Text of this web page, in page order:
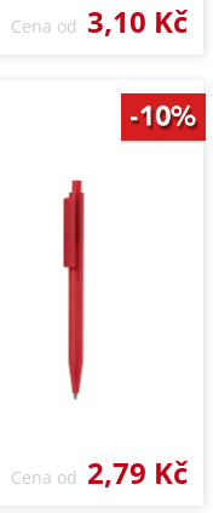
Cena od 3,10 Kč
Cena od 2,79 Kč